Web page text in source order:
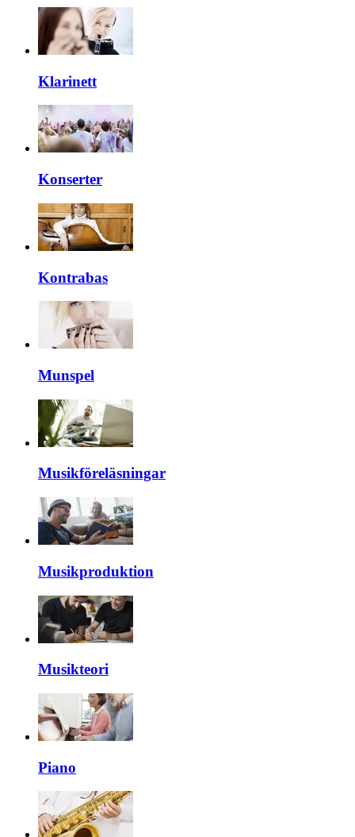
Klarinett
Konserter
Kontrabas
Munspel
Musikföreläsningar
Musikproduktion
Musikteori
Piano